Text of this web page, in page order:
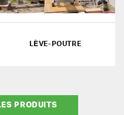
LÈVE-POUTRE
PRODUITS